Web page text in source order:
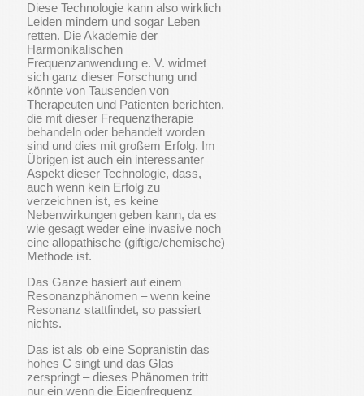
Diese Technologie kann also wirklich
Leiden mindern und sogar Leben
retten. Die Akademie der
Harmonikalischen
Frequenzanwendung e. V. widmet
sich ganz dieser Forschung und
könnte von Tausenden von
Therapeuten und Patienten berichten,
die mit dieser Frequenztherapie
behandeln oder behandelt worden
sind und dies mit großem Erfolg. Im
Übrigen ist auch ein interessanter
Aspekt dieser Technologie, dass,
auch wenn kein Erfolg zu
verzeichnen ist, es keine
Nebenwirkungen geben kann, da es
wie gesagt weder eine invasive noch
eine allopathische (giftige/chemische)
Methode ist.
Das Ganze basiert auf einem
Resonanzphänomen – wenn keine
Resonanz stattfindet, so passiert
nichts.
Das ist als ob eine Sopranistin das
hohes C singt und das Glas
zerspringt – dieses Phänomen tritt
nur ein wenn die Eigenfrequenz